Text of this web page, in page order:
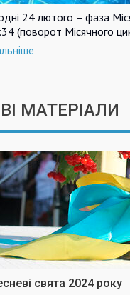
24 лютого – фаза
(поворот Місячного
МАТЕРІАЛИ
свята 2024 року